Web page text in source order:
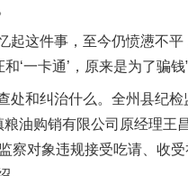
件事，至今仍愤懑不平
和‘一卡通’，原来是为了骗
和纠治什么。全州县纪检
油购销有限公司原经理王
察对象违规接受吃请、收